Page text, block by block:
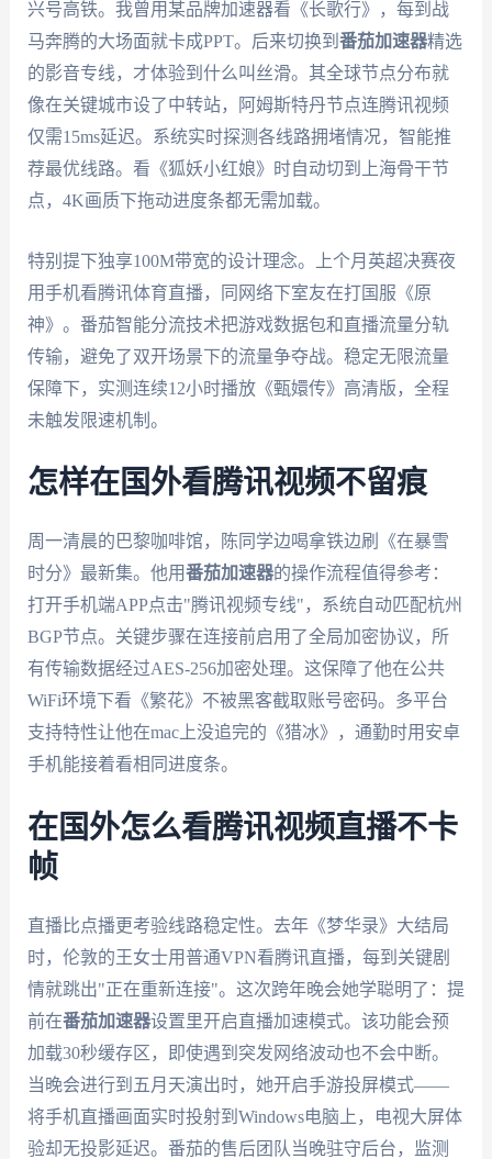
兴号高铁。我曾用某品牌加速器看《长歌行》，每到战
马奔腾的大场面就卡成PPT。后来切换到 番茄加速器精选
的影音专线，才体验到什么叫丝滑。其全球节点分布就
像在关键城市设了中转站，阿姆斯特丹节点连腾讯视频
仅需15ms延迟。系统实时探测各线路拥堵情况，智能推
荐最优线路。看《狐妖小红娘》时自动切到上海骨干节
点，4K画质下拖动进度条都无需加载。
特别提下独享100M带宽的设计理念。上个月英超决赛夜
用手机看腾讯体育直播，同网络下室友在打国服《原
神》。番茄智能分流技术把游戏数据包和直播流量分轨
传输，避免了双开场景下的流量争夺战。稳定无限流量
保障下，实测连续12小时播放《甄嬛传》高清版，全程
未触发限速机制。
怎样在国外看腾讯视频不留痕
周一清晨的巴黎咖啡馆，陈同学边喝拿铁边刷《在暴雪
时分》最新集。他用番茄加速器的操作流程值得参考：
打开手机端APP点击"腾讯视频专线"，系统自动匹配杭州
BGP节点。关键步骤在连接前启用了全局加密协议，所
有传输数据经过AES-256加密处理。这保障了他在公共
WiFi环境下看《繁花》不被黑客截取账号密码。多平台
支持特性让他在mac上没追完的《猎冰》，通勤时用安卓
手机能接着看相同进度条。
在国外怎么看腾讯视频直播不卡
帧
直播比点播更考验线路稳定性。去年《梦华录》大结局
时，伦敦的王女士用普通VPN看腾讯直播，每到关键剧
情就跳出"正在重新连接"。这次跨年晚会她学聪明了：提
前在番茄加速器设置里开启直播加速模式。该功能会预
加载30秒缓存区，即使遇到突发网络波动也不会中断。
当晚会进行到五月天演出时，她开启手游投屏模式——
将手机直播画面实时投射到Windows电脑上，电视大屏体
验却无投影延迟。番茄的售后团队当晚驻守后台，监测